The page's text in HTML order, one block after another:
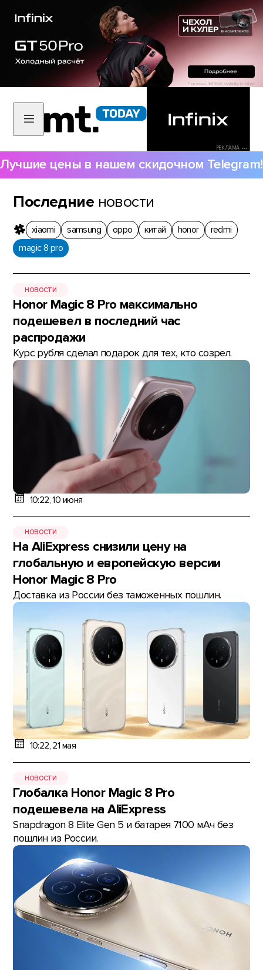
РЕКЛАМА •••
Лучшие цены в нашем скидочном Telegram!
Последние новости
xiaomi samsung oppo китай honor
redmi
magic 8 pro
НОВОСТИ
Honor Magic 8 Pro максимально
подешевел в последний час
распродажи
Курс рубля сделал подарок для тех, кто созрел.
10:22, 10 июня
НОВОСТИ
На AliExpress снизили цену на
глобальную и европейскую версии
Honor Magic 8 Pro
Доставка из России без таможенных пошлин.
10:22, 21 мая
НОВОСТИ
Глобалка Honor Magic 8 Pro
подешевела на AliExpress
Snapdragon 8 Elite Gen 5 и батарея 7100 мАч без
пошлин из России.